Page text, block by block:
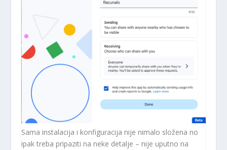
Sama instalacija i konfiguracija nije nimalo složena no
ipak treba pripaziti na neke detalje – nije uputno na